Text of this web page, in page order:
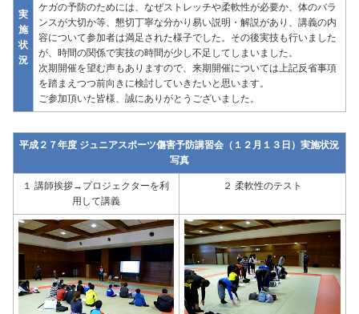
実
施
状
況
ケガの予防のためには、なぜストレッチや柔軟性が必要か、体のバラ
ンスが大切か等、懇切丁寧な分かり易い説明・解説があり、講義の内
容について参加者は満足された様子でした。その後実技も行いました
が、時間の関係で実技の時間が少し不足してしまいました。
次期開催を望む声もありますので、来期開催については上記反省事項
を踏まえつつ前向きに検討していきたいと思います。
ご参加頂いた皆様、誠にありがとうございました。
平成２７年度 ジュニアスポーツ傷害予防講習会（１２月１３日）実施状況
写真
１ 講師挨拶→プロジェクターを利
用して講義
２ 柔軟性のテスト